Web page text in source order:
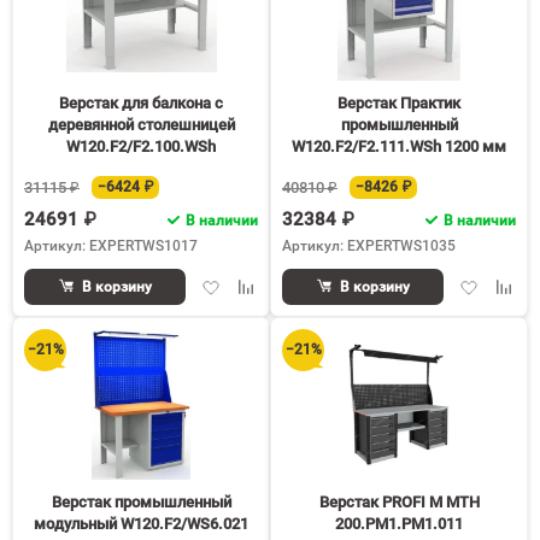
Верстак для балкона с
деревянной столешницей
W120.F2/F2.100.WSh
31115 ₽ −6424 ₽
24691 ₽
В наличии
Артикул: EXPERTWS1017
ДобавитьДобавить
сравнению
В корзину
Верстак Практик
промышленный
W120.F2/F2.111.WSh 1200 мм
40810 ₽ −8426 ₽
32384 ₽
В наличии
Артикул: EXPERTWS1035
Добавить
В корзину
−21%
Верстак промышленный
модульный W120.F2/WS6.021
−21%
Верстак PROFI M MTH
200.PM1.PM1.011